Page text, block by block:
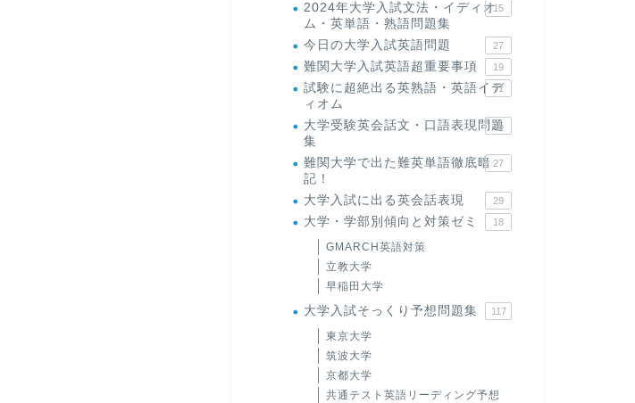
2024年大学入試文法・イディオ
ム・英単語・熟語問題集
15
今日の大学入試英語問題 27
難関大学入試英語超重要事項 19
試験に超絶出る英熟語・英語イデ
ィオム
71
大学受験英会話文・口語表現問題
集
35
難関大学で出た難英単語徹底暗
記！
27
大学入試に出る英会話表現 29
大学・学部別傾向と対策ゼミ 18
GMARCH英語対策
立教大学
早稲田大学
大学入試そっくり予想問題集 117
東京大学
筑波大学
京都大学
共通テスト英語リーディング予想